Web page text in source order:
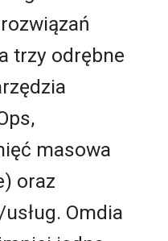
trzy odrębne
masowa
oraz
Omdia